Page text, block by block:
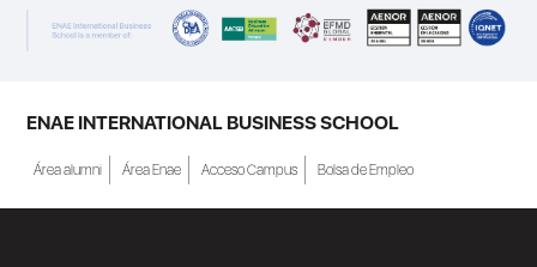
ENAE INTERNATIONAL BUSINESS SCHOOL
Área alumni Área Enae Acceso Campus Bolsa de Empleo